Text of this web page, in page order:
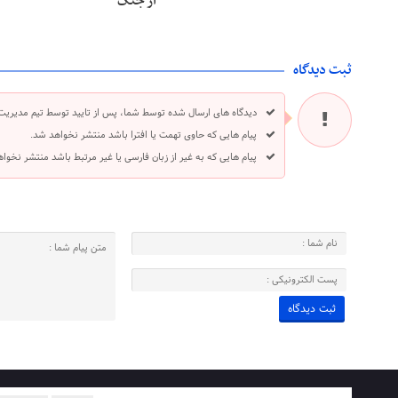
ثبت دیدگاه
دیدگاه های ارسال شده توسط شما، پس از تایید توسط تیم
پیام هایی که حاوی تهمت یا افترا باشد منتشر نخواهد شد.
پیام هایی که به غیر از زبان فارسی یا غیر مرتبط باشد منتشر